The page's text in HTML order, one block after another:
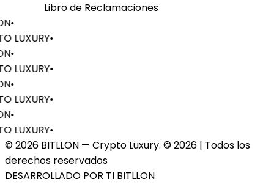
Libro de Reclamaciones
•
LUXURY•
•
LUXURY•
•
LUXURY•
•
LUXURY•
© 2026 BITLLON — Crypto Luxury. ©2026 | Todos los
derechos reservados
DESARROLLADO POR TI BITLLON